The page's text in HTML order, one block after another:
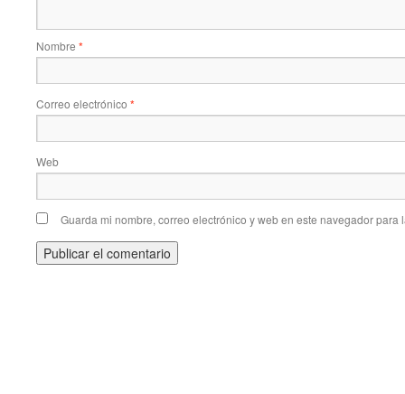
Nombre *
Correo electrónico *
Web
Guarda mi nombre, correo electrónico y web en este navegador para